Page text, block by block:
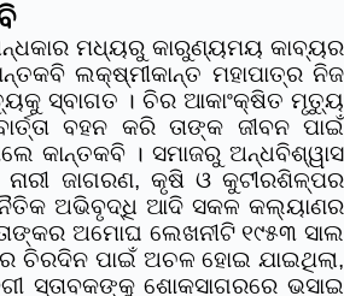
ମଧ୍ୟରୁ କାରୁଣ୍ୟମୟ କାବ୍ୟର
ଲକ୍ଷ୍ମୀକାନ୍ତ ମହାପାତ୍ର ନିଜ
ସ୍ବାଗତ । ଚିର ଆକାଂକ୍ଷିତ ମୃତ୍ୟୁ
ବହନ କରି ତାଙ୍କ ଜୀବନ ପାଇଁ
କାନ୍ତକବି । ସମାଜରୁ ଅନ୍ଧବିଶ୍ୱାସ
ନାରୀ ଜାଗରଣ, କୃଷି ଓ କୁଟୀରଶିଳ୍ପର
ଅଭିବୃଦ୍ଧି ଆଦି ସକଳ କଲ୍ୟାଣର
ଅମୋଘ ଲେଖନୀଟି ୧୯୫୩ ସାଲ
ଚିରଦିନ ପାଇଁ ଅଚଳ ହୋଇ ଯାଇଥିଲା,
ସ୍ତାବକଙ୍କୁ ଶୋକସାଗରରେ ଭସାଇ